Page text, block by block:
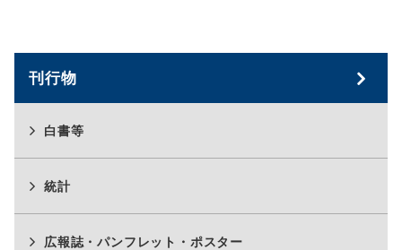
刊行物
白書等
統計
広報誌・パンフレット・ポスター